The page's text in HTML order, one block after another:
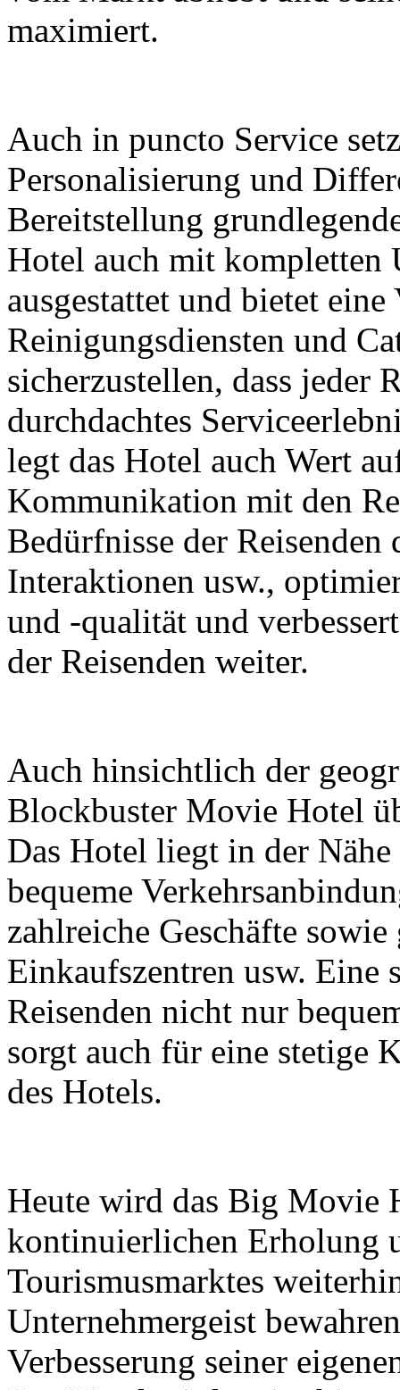
maximiert.
Auch in puncto Service
Personalisierung und
Bereitstellung
Hotel auch mit kompletten
ausgestattet und bietet
Reinigungsdiensten und
sicherzustellen, dass jeder
durchdachtes
legt das Hotel auch Wert
Kommunikation mit den
Bedürfnisse der
Interaktionen usw.,
und -qualität und
der Reisenden weiter.
Auch hinsichtlich der
Blockbuster Movie Hotel
Das Hotel liegt in der
bequeme
zahlreiche Geschäfte
Einkaufszentren usw. Eine
Reisenden nicht nur
sorgt auch für eine stetige
des Hotels.
Heute wird das Big Movie
kontinuierlichen Erholung
Tourismusmarktes
Unternehmergeist
Verbesserung seiner